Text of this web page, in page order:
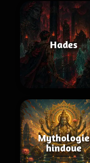
Hades
Mythologie
hindoue